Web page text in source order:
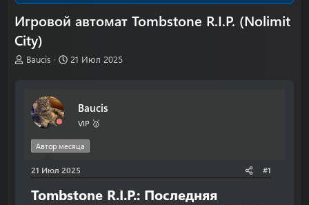
Игровой автомат Tombstone R.I.P. (Nolimit
City)
А
Baucis
Д
а
а
21 Июл 2025
Baucis
VIP 🥇
Автор месяца
21 Июл 2025 #1
Tombstone R.I.P.: Последняя